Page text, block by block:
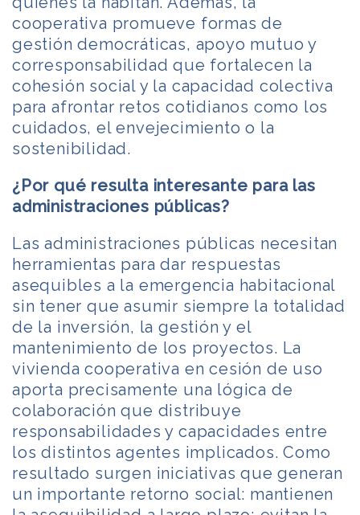
cooperativa promueve formas de
gestión democráticas, apoyo mutuo y
corresponsabilidad que fortalecen la
cohesión social y la capacidad colectiva
para afrontar retos cotidianos como los
cuidados, el envejecimiento o la
sostenibilidad.
¿Por qué resulta interesante para las
administraciones públicas?
Las administraciones públicas necesitan
herramientas para dar respuestas
asequibles a la emergencia habitacional
sin tener que asumir siempre la totalidad
de la inversión, la gestión y el
mantenimiento de los proyectos. La
vivienda cooperativa en cesión de uso
aporta precisamente una lógica de
colaboración que distribuye
responsabilidades y capacidades entre
los distintos agentes implicados. Como
resultado surgen iniciativas que generan
un importante retorno social: mantienen